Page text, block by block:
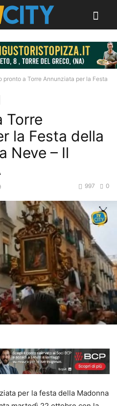
pronto a Torre Annunziata per la Festa
Torre
la Festa della
Neve – Il
0
997
per la festa della Madonna